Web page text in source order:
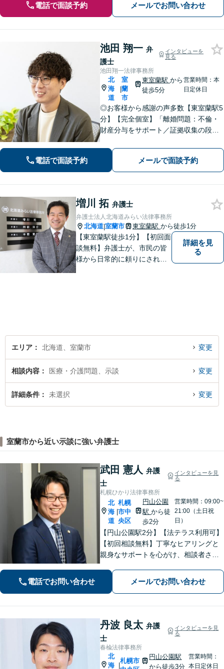
電話で面談予約 メールでお問い合わせ
池田 翔一 弁
護士
インタビューを
見る
池田翔一法律事務所
北
海
道
|
室
蘭
市
東室蘭駅 から
徒歩5分
営業時間：本
日定休日
◎お客様から感謝の声多数【東室蘭駅5
分】【完全個室】「離婚問題：不倫・
財産分与をサポート／証拠収集の段階
的なアプローチ」「相続問題：幅広い
相続問題に対応できる豊富な経験」適
切な公正証書遺言を作成【行政書士資
格保有】
電話で面談予約 メールで面談予約
増川 拓 弁護士
弁護士法人北海道みらい法律事務所
北海道|室蘭市 東室蘭駅 から徒歩1分
【東室蘭駅徒歩1分】【初回面
談無料】弁護士が、市民の皆
様から日常的に頼りにされる
詳細を見
る
エリア 北海道、室蘭市 変更
相談内容 医療・介護問題、示談 変更
詳細条件 未選択 変更
室蘭市から近い示談に強い弁護士
武田 憲人 弁護
士
インタビューを見
る
札幌ひかり法律事務所
北
海
道
札幌
市中
央区
円山公園
駅から徒
歩2分
営業時間：09:00~
21:00（土日祝
日）
【円山公園駅2分】【法テラス利用可】
【初回相談無料】丁寧なヒアリングと
親身なサポートを心がけ、相談者さま
す。離婚や労働、相続など幅広い分野
に対応しておりますので、ぜひご相談
電話でお問い合わせ メールでお問い合わせ
丹波 良太 弁護
士
インタビューを見
る
春楡法律事務所
北
海
札幌市
円山公園駅
から徒歩3分
営業時間：
本日定休日